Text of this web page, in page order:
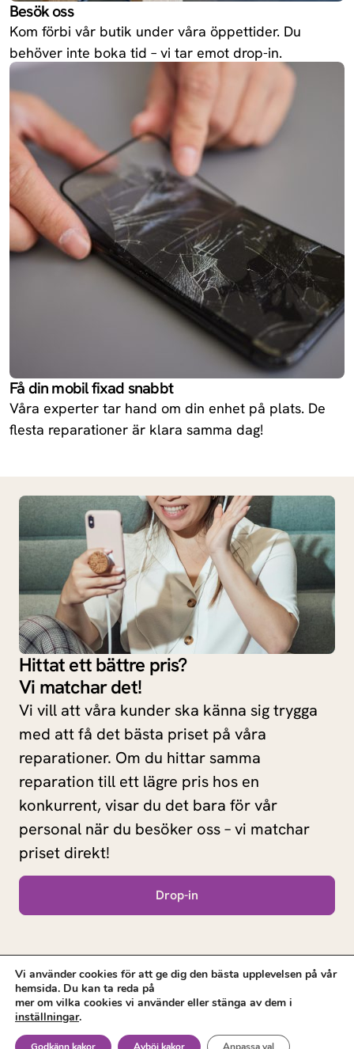
Besök oss
Kom förbi vår butik under våra öppettider. Du
behöver inte boka tid – vi tar emot drop-in.
Få din mobil fixad snabbt
Våra experter tar hand om din enhet på plats. De
flesta reparationer är klara samma dag!
Hittat ett bättre pris?
Vi matchar det!
Vi vill att våra kunder ska känna sig trygga
med att få det bästa priset på våra
reparationer. Om du hittar samma
reparation till ett lägre pris hos en
konkurrent, visar du det bara för vår
personal när du besöker oss – vi matchar
priset direkt!
Drop-in
© 2025 Laga Mobil. All rights reserved.
Vi använder cookies för att ge dig den bästa upplevelsen på vår
hemsida. Du kan ta reda på
mer om vilka cookies vi använder eller stänga av dem i
inställningar.